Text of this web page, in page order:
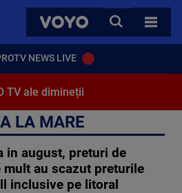
VOYO
CAUTA
TOATE
NEWS LIVE
TV ale dimineții
LA MARE
in august, preturi de
mult au scazut preturile
inclusive pe litoral